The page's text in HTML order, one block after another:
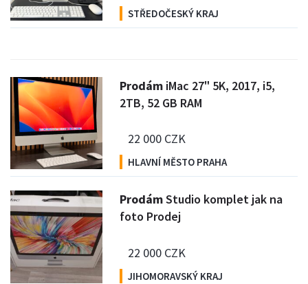
STŘEDOČESKÝ KRAJ
Prodám iMac 27" 5K, 2017, i5,
2TB, 52 GB RAM
22 000 CZK
HLAVNÍ MĚSTO PRAHA
ProdámStudio komplet jak na
foto Prodej
22 000 CZK
JIHOMORAVSKÝ KRAJ